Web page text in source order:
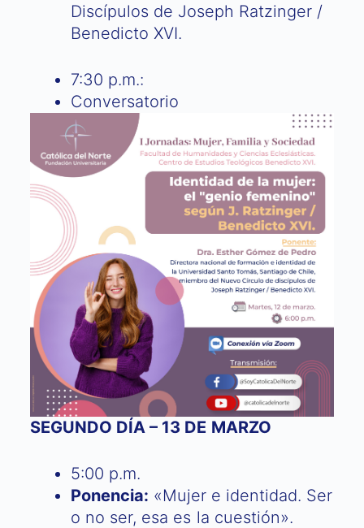
Discípulos de Joseph Ratzinger /
Benedicto XVI.
7:30 p.m.:
Conversatorio
SEGUNDO DÍA – 13 DE MARZO
5:00 p.m.
Ponencia: «Mujer e identidad. Ser
o no ser, esa es la cuestión».